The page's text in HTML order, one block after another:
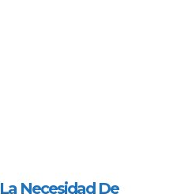
Necesidad De